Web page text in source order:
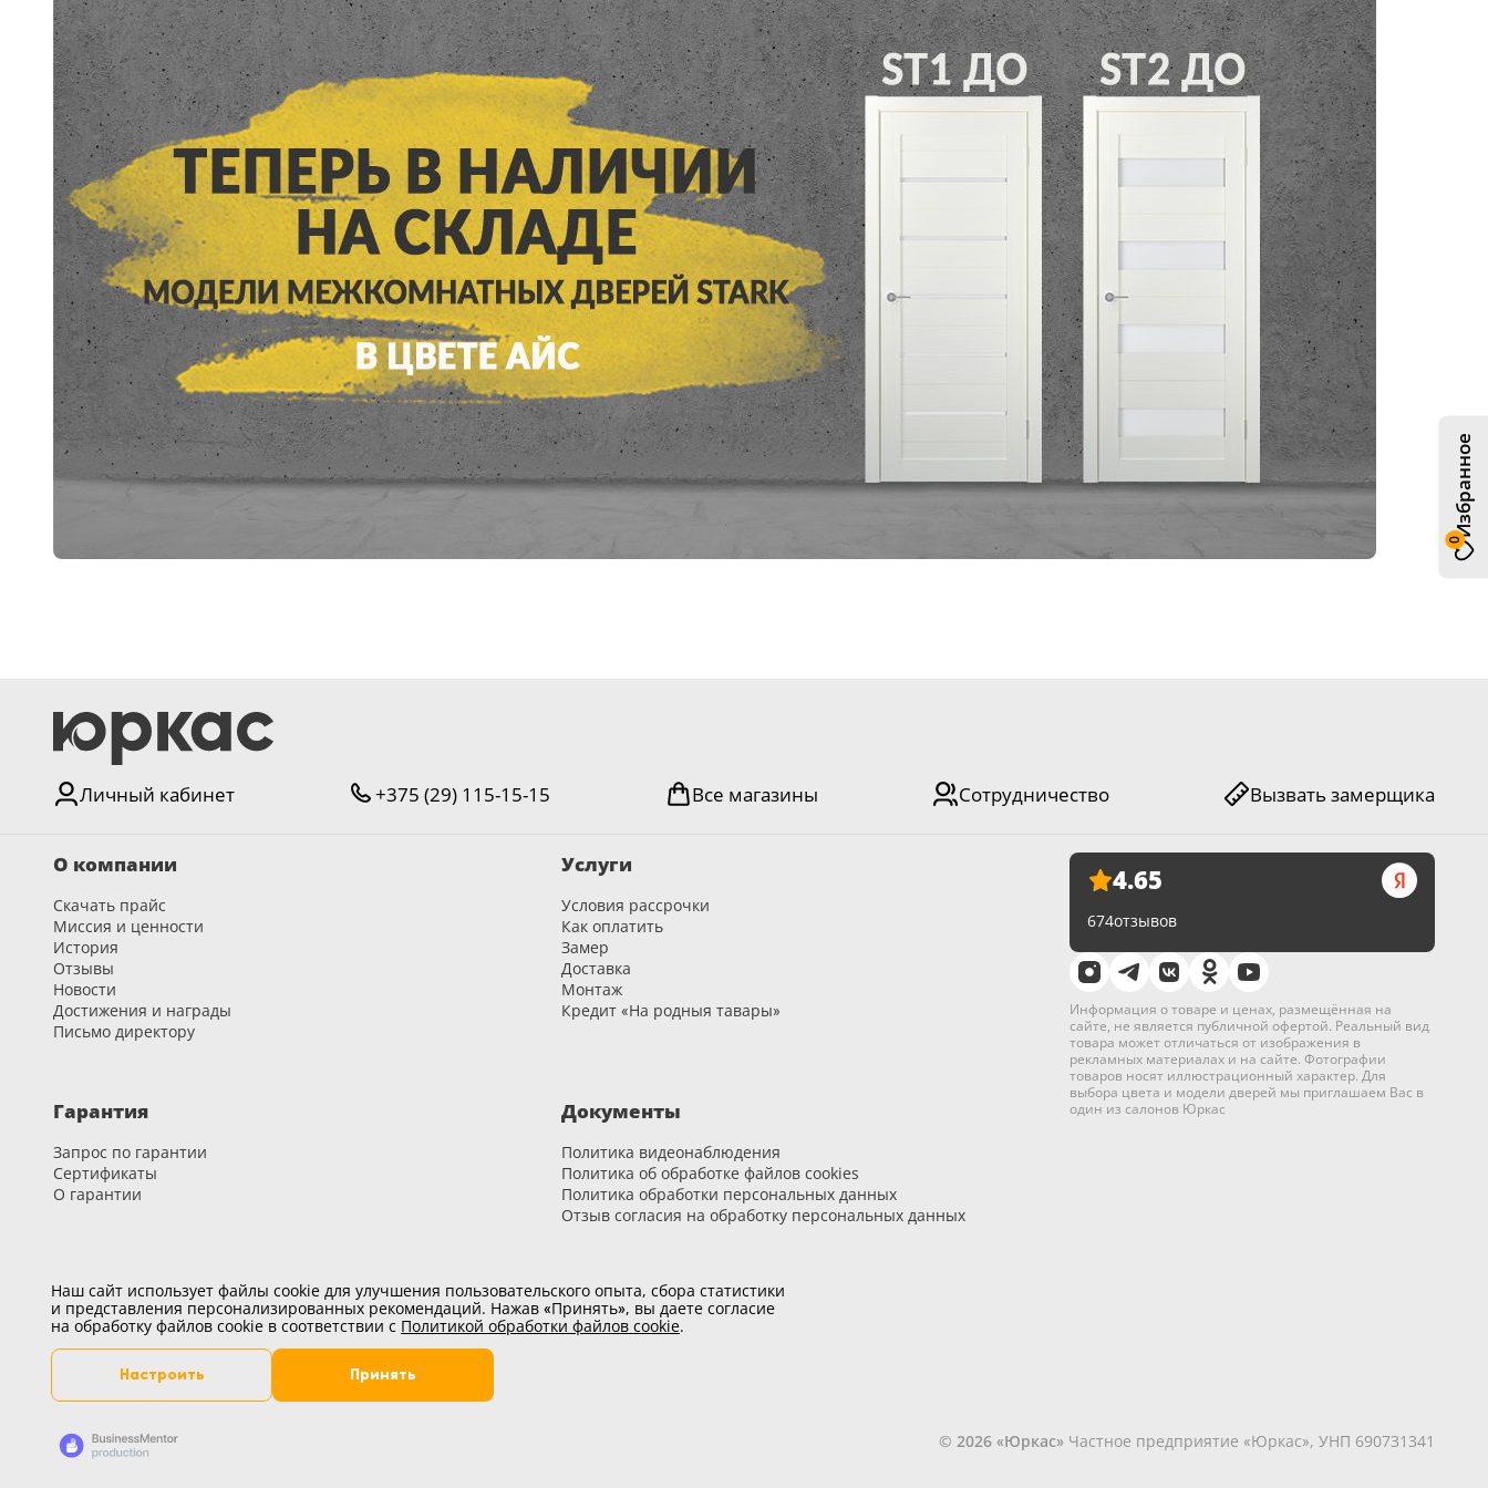
0
Избранное
Наш сайт использует файлы cookie для улучшения пользовательского опыта, сбора статистики
и представления персонализированных рекомендаций. Нажав «Принять», вы даете согласие
на обработку файлов cookie в соответствии с Политикой обработки файлов cookie.
Настроить Принять
Вы можете настроить удобные для вас файлы cookie, кроме необходимых. Отмена некоторых
cookie может повлиять на работоспособность сайта.
Личный кабинет +375 (29) 115-15-15 Все магазины Сотрудничество Вызвать замерщика
4.65
674отзывов
Информация о товаре и ценах, размещённая на
сайте, не является публичной офертой. Реальный вид
товара может отличаться от изображения в
рекламных материалах и на сайте. Фотографии
товаров носят иллюстрационный характер. Для
выбора цвета и модели дверей мы приглашаем Вас в
один из салонов Юркас
О компании
Скачать прайс
Миссия и ценности
История
Отзывы
Новости
Достижения и награды
Письмо директору
Услуги
Условия рассрочки
Как оплатить
Замер
Доставка
Монтаж
Кредит «На родныя тавары»
Гарантия
Запрос по гарантии
Сертификаты
О гарантии
Вакансии
Развитие и обучение
Документы
Политика видеонаблюдения
Политика об обработке файлов cookies
Политика обработки персональных данных
Отзыв согласия на обработку персональных данных
Конструкция
Цаговые
Филенчатые
Каркасные
Материал
МДФ
Массив Ольхи
Массив сосны
Atum Pro 21
Показать все 25 серий
Бежевый
Капучино
Сливки
© 2026 «Юркас» Частное предприятие «Юркас», УНП 690731341